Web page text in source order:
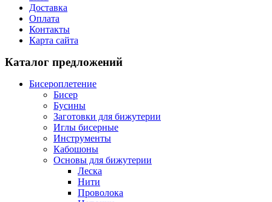
Доставка
Оплата
Контакты
Карта сайта
Каталог предложений
Бисероплетение
Бисер
Бусины
Заготовки для бижутерии
Иглы бисерные
Инструменты
Кабошоны
Основы для бижутерии
Леска
Нити
Проволока